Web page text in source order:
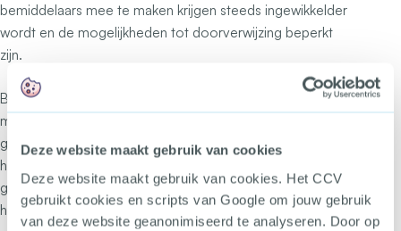
Deze website maakt gebruik van cookies
Deze website maakt gebruik van cookies. Het CCV
gebruikt cookies en scripts van Google om jouw gebruik
van deze website geanonimiseerd te analyseren. Door op
bemiddelaars mee te maken krijgen steeds ingewikkelder
wordt en de mogelijkheden tot doorverwijzing beperkt
zijn.
Bewoners zijn er blij mee. “De bemiddelaars zijn deskundig
met oog voor de menselijke kant. Zij weten het gesprek
goed te leiden naar de punten waar het om gaat.” “Zelf
hadden we nooit zo’n gesprek kunnen voeren. Het is erg
goed gegaan, dank jullie wel.” “Op deze manier kon een
hoop onbegrip en mogelijke ellende voorkomen worden.”